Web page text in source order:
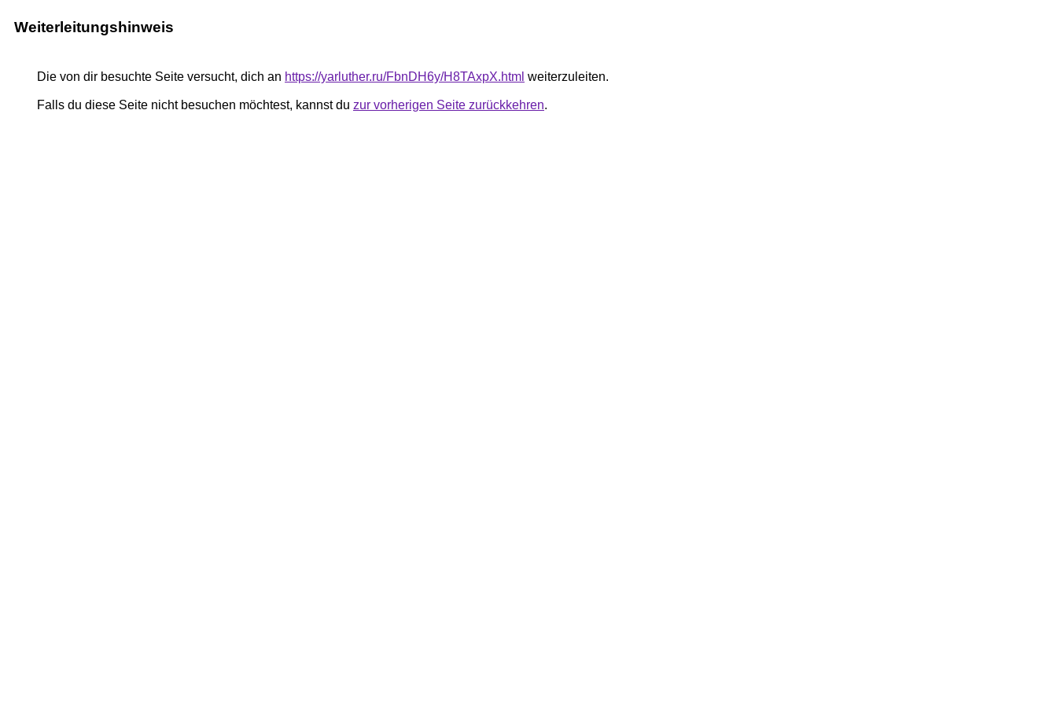
Weiterleitungshinweis
Die von dir besuchte Seite versucht, dich an https://yarluther.ru/FbnDH6y/H8TAxpX.html weiterzuleiten.
Falls du diese Seite nicht besuchen möchtest, kannst du zur vorherigen Seite zurückkehren.